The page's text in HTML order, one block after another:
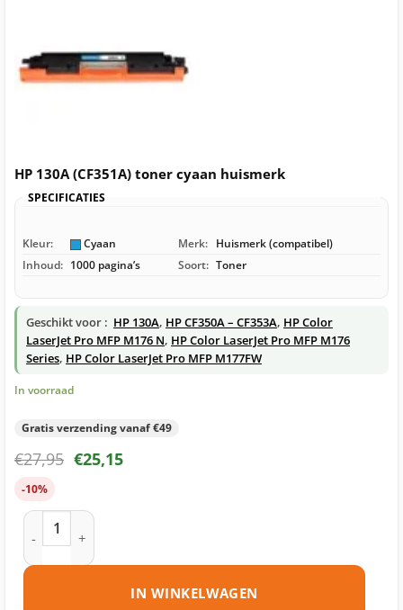
HP 130A (CF351A) toner cyaan huismerk
SPECIFICATIES
Kleur: Cyaan Merk: Huismerk (compatibel)
Inhoud: 1000 pagina’s Soort: Toner
Geschikt voor : HP 130A, HP CF350A – CF353A, HP Color
LaserJet Pro MFP M176 N, HP Color LaserJet Pro MFP M176
Series, HP Color LaserJet Pro MFP M177FW
In voorraad
Gratis verzending vanaf €49
€27,95 €25,15
-10%
HP 130A (CF351A) toner cyaan huismerk aantal
IN WINKELWAGEN